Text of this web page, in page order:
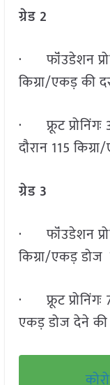
ग्रेड 2
· फॉंउडेशन
किग्रा/एकड़ की
· फ्रूट
दौरान 115
ग्रेड 3
· फॉंउडेशन
किग्रा/एकड़ डोज
· फ्रूट प्रोनिंगः
एकड़ डोज देने की